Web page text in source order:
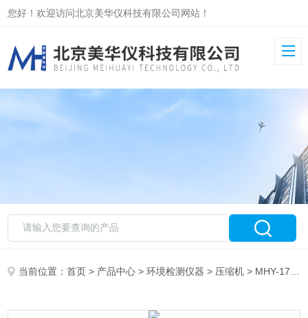
您好！欢迎访问北京美华仪科技有限公司网站！
当前位置：首页 > 产品中心 >环境检测仪器 > 压缩机 > MHY-17877可吸入颗粒物检测仪